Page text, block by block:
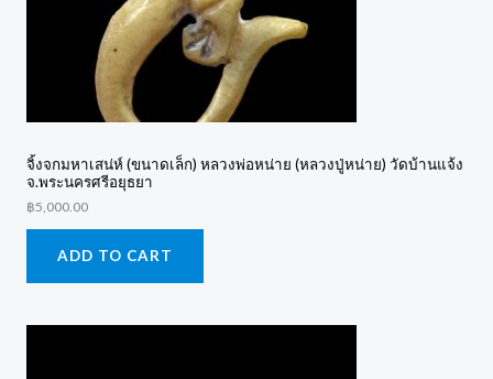
จิ้งจกมหาเสน่ห์ (ขนาดเล็ก) หลวงพ่อหน่าย (หลวงปู่หน่าย) วัดบ้านแจ้ง
จ.พระนครศรีอยุธยา
฿5,000.00
ADD TO CART